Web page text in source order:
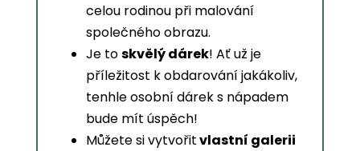
celou rodinou při malování
společného obrazu.
Je toskvělý dárek! Ať už je
příležitost k obdarování jakákoliv,
tenhle osobní dárek s nápadem
bude mít úspěch!
Můžete si vytvořitvlastní galerii